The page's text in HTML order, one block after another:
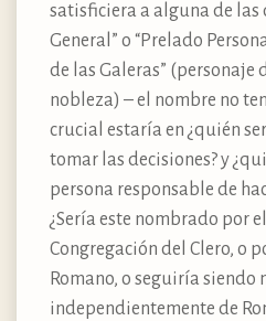
satisficiera a alguna de las
General” o “Prelado
de las Galeras”
nobleza) – el nombre no
crucial estaría en ¿quién
tomar las decisiones? y
persona responsable de
¿Sería este nombrado por
Congregación del Clero, o
Romano, o seguiría siendo
independientemente de